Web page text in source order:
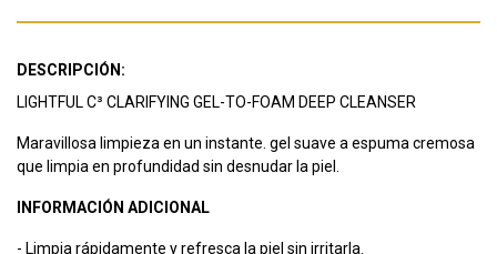
DESCRIPCIÓN:
LIGHTFUL C³ CLARIFYING GEL-TO-FOAM DEEP CLEANSER
Maravillosa limpieza en un instante. gel suave a espuma cremosa
que limpia en profundidad sin desnudar la piel.
INFORMACIÓN ADICIONAL
- Limpia rápidamente y refresca la piel sin irritarla.